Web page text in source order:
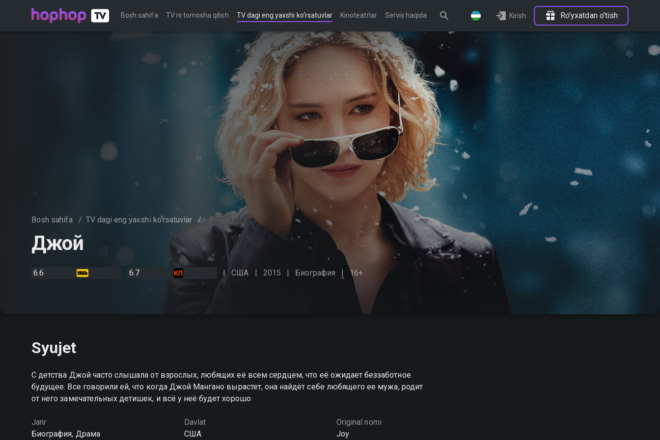
Bosh sahifa TV ni tomosha qilish TV dagi eng yaxshi ko‘rsatuvlar Kinoteatrlar Servis haqida Kirish Ro'yxatdan o'tish
Bosh sahifa / TV dagi eng yaxshi ko‘rsatuvlar /
Джой
6.6 6.7 США 2015 Биография 16+
Syujet
C детства Джой часто слышала от взрослых, любящих её всем сердцем, что её ожидает беззаботное
будущее. Все говорили ей, что когда Джой Мангано вырастет, она найдёт себе любящего ее мужа, родит
от него замечательных детишек, и всё у неё будет хорошо
Janr
Биография, Драма
Davlat
США
Original nomi
Joy